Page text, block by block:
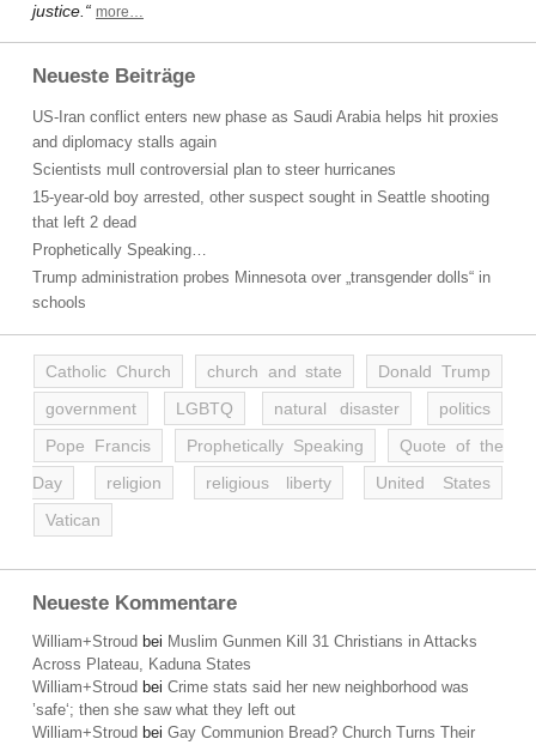
justice.“ more…
Neueste Beiträge
US-Iran conflict enters new phase as Saudi Arabia helps hit proxies
and diplomacy stalls again
Scientists mull controversial plan to steer hurricanes
15-year-old boy arrested, other suspect sought in Seattle shooting
that left 2 dead
Prophetically Speaking…
Trump administration probes Minnesota over „transgender dolls“ in
schools
Catholic Church church and state
Donald Trump
government
LGBTQ natural disaster
politics
Pope Francis
Prophetically Speaking
Quote of the
Day
religion religious liberty
United States
Vatican
Neueste Kommentare
William+Stroud bei Muslim Gunmen Kill 31 Christians in Attacks
Across Plateau, Kaduna States
William+Stroud bei Crime stats said her new neighborhood was
’safe‘; then she saw what they left out
William+Stroud bei Gay Communion Bread? Church Turns Their